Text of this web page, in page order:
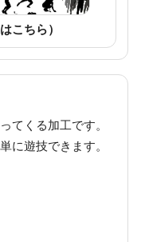
こちら）
てくる加工です。
に遊技できます。